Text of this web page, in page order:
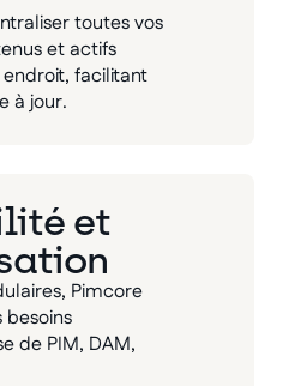
toutes vos
et actifs
facilitant
à jour.
et
Pimcore
de PIM, DAM,